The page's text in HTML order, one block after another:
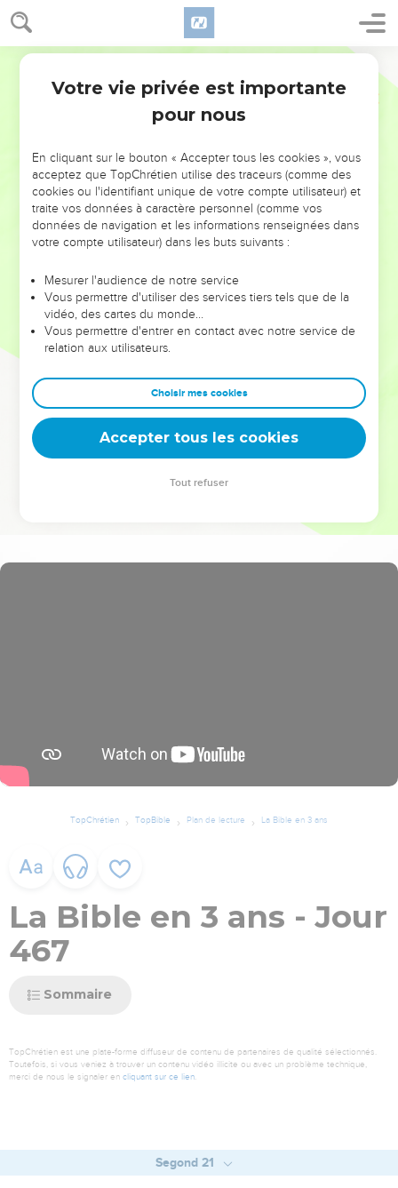
NE MANQUEZ PAS L’ÉVÉNEMENT
DE L’ANNÉE !
ET SI LEURS ERREURS POUVAIENT VOUS ÉVITER LES
VOTRES ?
leur foi ou leur vision. Mais on voit moins les doutes, les erreurs
et les saisons difficiles qu'ils ont traversés, alors même que ce
sont elles qui les ont façonnés.
Dans cette conférence, leaders, entrepreneurs, et responsables
clés pour avancer avec plus de sagesse afin que leurs erreurs
deviennent vos tremplins. Que vous guidiez un ministère, une
équipe, un groupe ou une famille, leur expérience est faite
TopChrétien TopBible Plan de lecture La Bible en 3 ans
La Bible en 3 ans - Jour
467
Sommaire
TopChrétien est une plate-forme diffuseur de contenu de partenaires de qualité sélectionnés.
Toutefois, si vous veniez à trouver un contenu vidéo illicite ou avec un problème technique,
merci de nous le signaler en cliquant sur ce lien
Segond 21
Votre vie privée est importante
pour nous
En cliquant sur le bouton « Accepter tous les cookies », vous
acceptez que TopChrétien utilise des traceurs (comme des
cookies ou l'identifiant unique de votre compte utilisateur) et
traite vos données à caractère personnel (comme vos
données de navigation et les informations renseignées dans
votre compte utilisateur) dans les buts suivants :
Mesurer l'audience de notre service
Vous permettre d'utiliser des services tiers tels que de la
vidéo, des cartes du monde…
Vous permettre d'entrer en contact avec notre service de
relation aux utilisateurs.
Choisir mes cookies
Accepter tous les cookies
Tout refuser